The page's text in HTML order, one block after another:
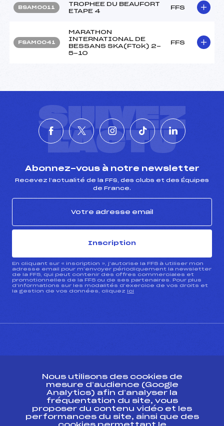
BSAM0011
TROPHEE DU BEAUFORT
ETAPE 4
FFS
FSAM0041
MARATHON
INTERNATIONAL DE
BESSANS SKA(FTok) 2-
5-10
FFS
SUIVEZ
L'ACTU
Abonnez-vous à notre newsletter
Recevez l’actualité de la FFS, des clubs et des Équipes
de France.
Inscription
En cliquant sur « inscription », j’autorise la FFS à utiliser mon
adresse email pour m’envoyer périodiquement la newsletter
de la FFS, qui peut contenir des offres commerciales et
promotionnelles de la FFS ou de ses partenaires. Pour plus
d’informations sur les modalités d’exercice de vos droits et
la gestion de vos données, cliquez ici
ESPACE PRESSE
Ressources
Pass’Neige
Nous utilisons des cookies de
mesure d’audience (Google
Analytics) afin d’analyser la
fréquentation du site, vous
proposer du contenu vidéo et les
performances du site, ainsi que des